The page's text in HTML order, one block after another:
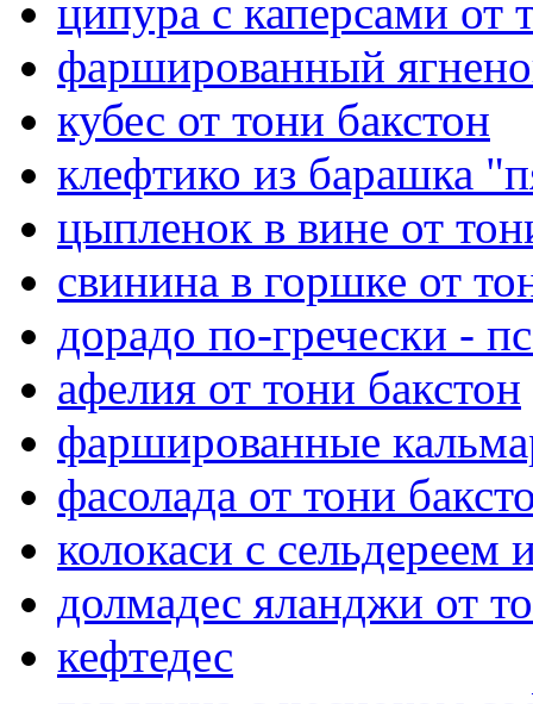
ципура с каперсами от
фаршированный
кубес от тони бакстон
клефтико из барашка
цыпленок в вине от
свинина в горшке от
дорадо по-гречески -
афелия от тони бакстон
фаршированные
фасолада от тони
колокаси с
долмадес яланджи от
кефтедес